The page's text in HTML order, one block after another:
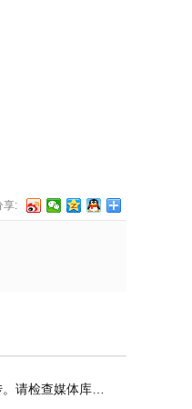
享:
。”错误的解决方法